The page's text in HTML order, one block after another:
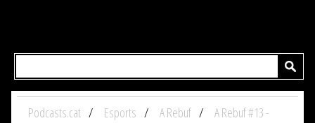
Podcasts.cat Esports A Rebuf
A Rebuf #13 -